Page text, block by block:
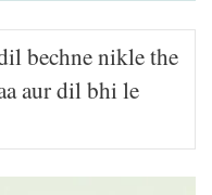
bechne nikle the
aur dil bhi le